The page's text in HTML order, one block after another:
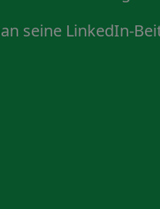
seine LinkedIn-